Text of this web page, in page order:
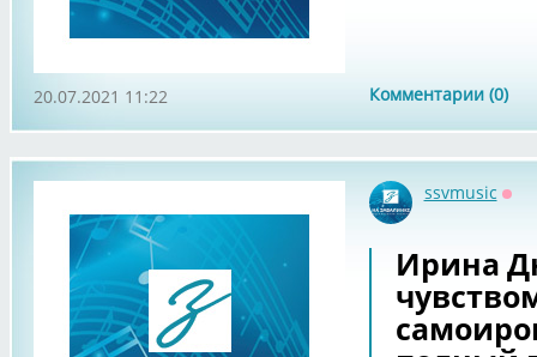
Комментарии (0)
20.07.2021 11:22
ssvmusic
Ирина